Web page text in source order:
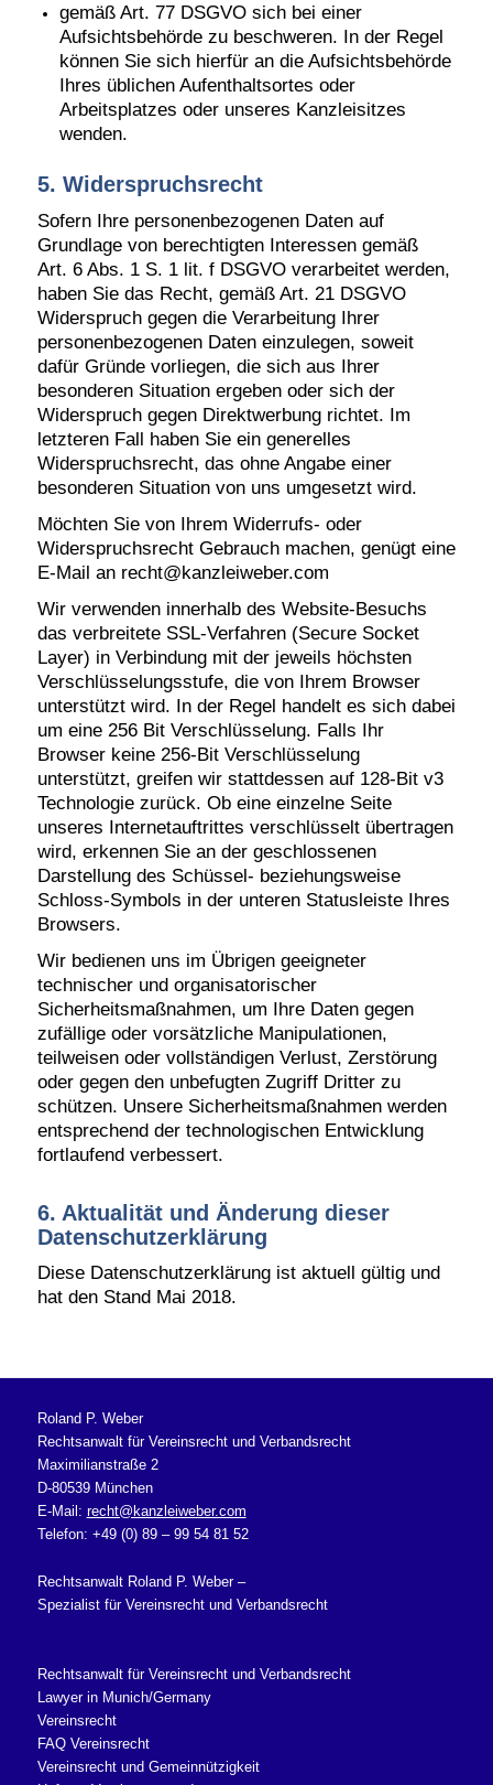
gemäß Art. 77 DSGVO sich bei einer
Aufsichtsbehörde zu beschweren. In der Regel
können Sie sich hierfür an die Aufsichtsbehörde
Ihres üblichen Aufenthaltsortes oder
Arbeitsplatzes oder unseres Kanzleisitzes
wenden.
5. Widerspruchsrecht
Sofern Ihre personenbezogenen Daten auf
Grundlage von berechtigten Interessen gemäß
Art. 6 Abs. 1 S. 1 lit. f DSGVO verarbeitet werden,
haben Sie das Recht, gemäß Art. 21 DSGVO
Widerspruch gegen die Verarbeitung Ihrer
personenbezogenen Daten einzulegen, soweit
dafür Gründe vorliegen, die sich aus Ihrer
besonderen Situation ergeben oder sich der
Widerspruch gegen Direktwerbung richtet. Im
letzteren Fall haben Sie ein generelles
Widerspruchsrecht, das ohne Angabe einer
besonderen Situation von uns umgesetzt wird.
Möchten Sie von Ihrem Widerrufs- oder
Widerspruchsrecht Gebrauch machen, genügt eine
E-Mail an recht@kanzleiweber.com
Wir verwenden innerhalb des Website-Besuchs
das verbreitete SSL-Verfahren (Secure Socket
Layer) in Verbindung mit der jeweils höchsten
Verschlüsselungsstufe, die von Ihrem Browser
unterstützt wird. In der Regel handelt es sich dabei
um eine 256 Bit Verschlüsselung. Falls Ihr
Browser keine 256-Bit Verschlüsselung
unterstützt, greifen wir stattdessen auf 128-Bit v3
Technologie zurück. Ob eine einzelne Seite
unseres Internetauftrittes verschlüsselt übertragen
wird, erkennen Sie an der geschlossenen
Darstellung des Schüssel- beziehungsweise
Schloss-Symbols in der unteren Statusleiste Ihres
Browsers.
Wir bedienen uns im Übrigen geeigneter
technischer und organisatorischer
Sicherheitsmaßnahmen, um Ihre Daten gegen
zufällige oder vorsätzliche Manipulationen,
teilweisen oder vollständigen Verlust, Zerstörung
oder gegen den unbefugten Zugriff Dritter zu
schützen. Unsere Sicherheitsmaßnahmen werden
entsprechend der technologischen Entwicklung
fortlaufend verbessert.
6. Aktualität und Änderung dieser
Datenschutzerklärung
Diese Datenschutzerklärung ist aktuell gültig und
hat den Stand Mai 2018.
Roland P. Weber
Rechtsanwalt für Vereinsrecht und Verbandsrecht
Maximilianstraße 2
D-80539 München
E-Mail: recht@kanzleiweber.com
Telefon: +49 (0) 89 – 99 54 81 52
Rechtsanwalt Roland P. Weber –
Spezialist für Vereinsrecht und Verbandsrecht
Rechtsanwalt für Vereinsrecht und Verbandsrecht
Lawyer in Munich/Germany
Vereinsrecht
FAQ Vereinsrecht
Vereinsrecht und Gemeinnützigkeit